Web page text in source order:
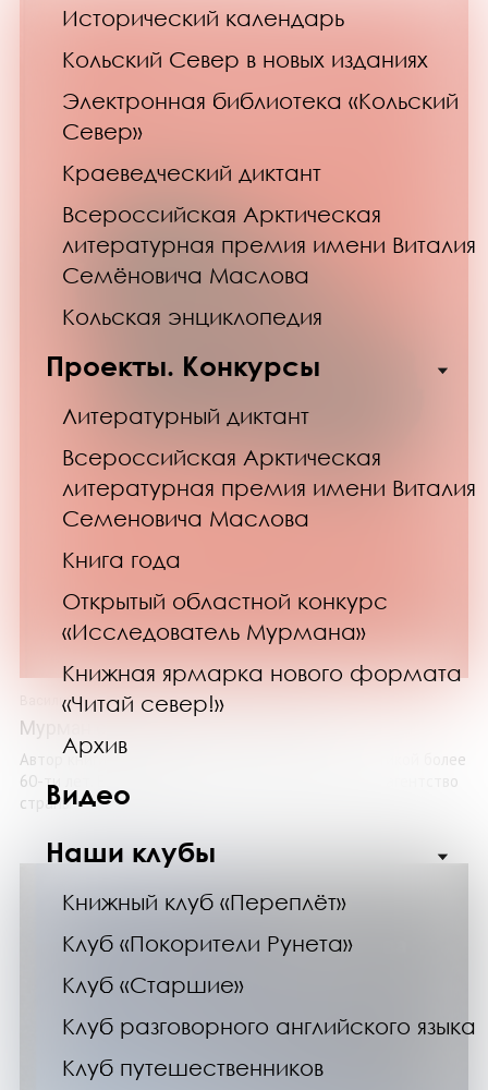
Исторический календарь
Кольский Север в новых изданиях
Электронная библиотека «Кольский
Север»
Краеведческий диктант
Всероссийская Арктическая
литературная премия имени Виталия
Семёновича Маслова
Кольская энциклопедия
Проекты. Конкурсы
Литературный диктант
Всероссийская Арктическая
литературная премия имени Виталия
Семеновича Маслова
Книга года
Открытый областной конкурс
«Исследователь Мурмана»
Книжная ярмарка нового формата
«Читай север!»
Архив
Видео
Наши клубы
Книжный клуб «Переплёт»
Клуб «Покорители Рунета»
Клуб «Старшие»
Клуб разговорного английского языка
Клуб путешественников
Василий Белоусов
Мурман строкою ТАСС: 1977-2017
Автор книги Василий Белоусов связан с журналистикой более
60-ти лет. Ежедневно в главное информационное агентство
страны – ТАСС – он ...